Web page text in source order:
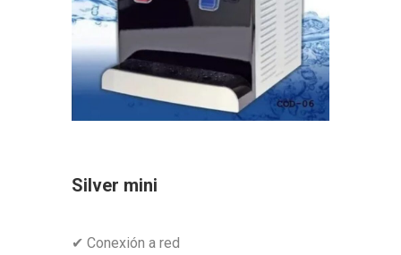
Silver mini
✔ Conexión a red